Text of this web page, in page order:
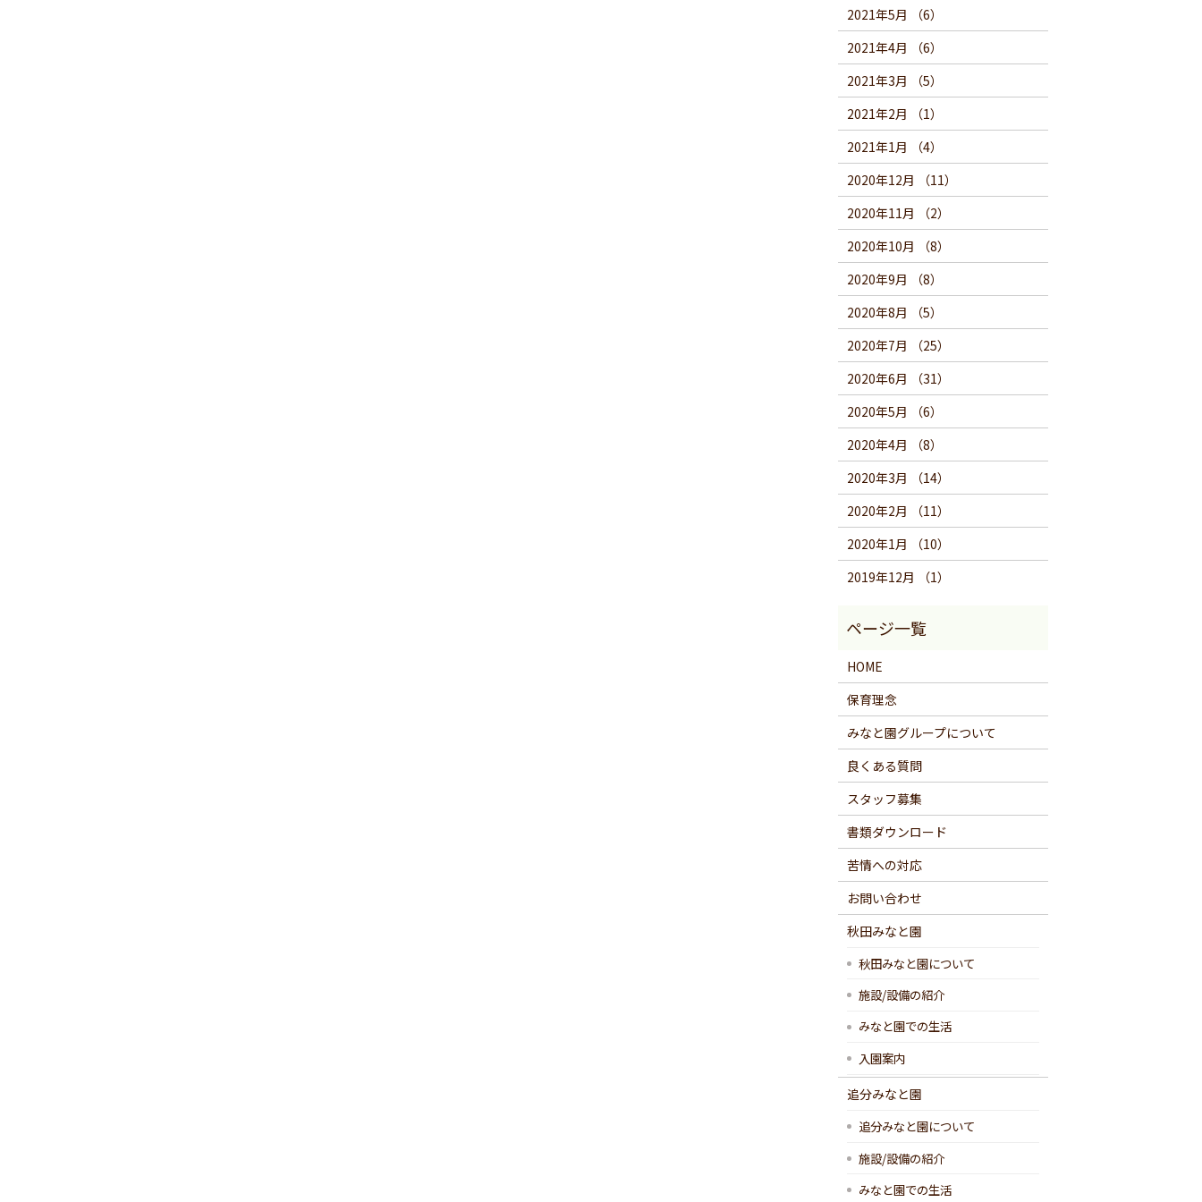
2021年5月 （6）
2021年4月 （6）
2021年3月 （5）
2021年2月 （1）
2021年1月 （4）
2020年12月 （11）
2020年11月 （2）
2020年10月 （8）
2020年9月 （8）
2020年8月 （5）
2020年7月 （25）
2020年6月 （31）
2020年5月 （6）
2020年4月 （8）
2020年3月 （14）
2020年2月 （11）
2020年1月 （10）
2019年12月 （1）
HOME
保育理念
みなと園グループについて
良くある質問
スタッフ募集
書類ダウンロード
苦情への対応
お問い合わせ
秋田みなと園
秋田みなと園について
施設/設備の紹介
みなと園での生活
入園案内
追分みなと園
追分みなと園について
施設/設備の紹介
みなと園での生活